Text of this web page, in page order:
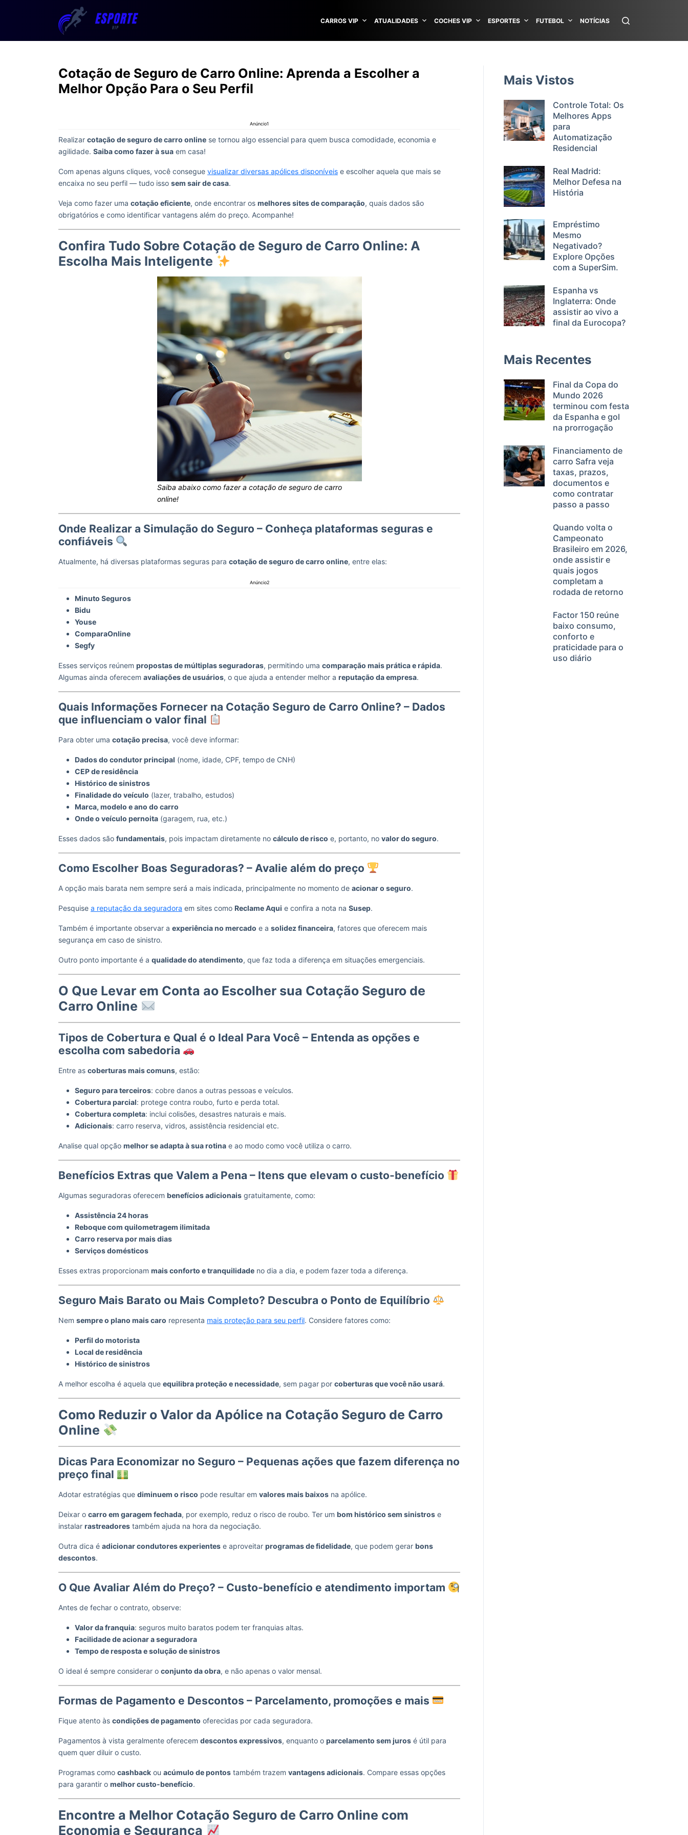
CARROS VIP ATUALIDADES COCHES VIP ESPORTES FUTEBOL NOTÍCIAS
Cotação de Seguro de Carro Online: Aprenda a Escolher a
Melhor Opção Para o Seu Perfil
Anúncio1
Realizar cotação de seguro de carro online se tornou algo essencial para quem busca comodidade, economia e
agilidade. Saiba como fazer à sua em casa!
Com apenas alguns cliques, você consegue visualizar diversas apólices disponíveis e escolher aquela que mais se
encaixa no seu perfil — tudo isso sem sair de casa.
Veja como fazer uma cotação eficiente, onde encontrar os melhores sites de comparação, quais dados são
obrigatórios e como identificar vantagens além do preço. Acompanhe!
Confira Tudo Sobre Cotação de Seguro de Carro Online: A
Escolha Mais Inteligente
Saiba abaixo como fazer a cotação de seguro de carro
online!
Onde Realizar a Simulação do Seguro – Conheça plataformas seguras e
confiáveis
Atualmente, há diversas plataformas seguras para cotação de seguro de carro online, entre elas:
Anúncio2
Minuto Seguros
Bidu
Youse
ComparaOnline
Segfy
Esses serviços reúnem propostas de múltiplas seguradoras, permitindo uma comparação mais prática e rápida.
Algumas ainda oferecem avaliações de usuários, o que ajuda a entender melhor a reputação da empresa.
Quais Informações Fornecer na Cotação Seguro de Carro Online? – Dados
que influenciam o valor final
Para obter uma cotação precisa, você deve informar:
Dados do condutor principal (nome, idade, CPF, tempo de CNH)
CEP de residência
Histórico de sinistros
Finalidade do veículo (lazer, trabalho, estudos)
Marca, modelo e ano do carro
Onde o veículo pernoita (garagem, rua, etc.)
Esses dados são fundamentais, pois impactam diretamente no cálculo de risco e, portanto, no valor do seguro.
Como Escolher Boas Seguradoras? – Avalie além do preço
A opção mais barata nem sempre será a mais indicada, principalmente no momento de acionar o seguro.
Pesquise a reputação da seguradora em sites como Reclame Aqui e confira a nota na Susep.
Também é importante observar a experiência no mercado e a solidez financeira, fatores que oferecem mais
segurança em caso de sinistro.
Outro ponto importante é a qualidade do atendimento, que faz toda a diferença em situações emergenciais.
O Que Levar em Conta ao Escolher sua Cotação Seguro de
Carro Online
Tipos de Cobertura e Qual é o Ideal Para Você – Entenda as opções e
escolha com sabedoria
Entre as coberturas mais comuns, estão:
Seguro para terceiros: cobre danos a outras pessoas e veículos.
Cobertura parcial: protege contra roubo, furto e perda total.
Cobertura completa: inclui colisões, desastres naturais e mais.
Adicionais: carro reserva, vidros, assistência residencial etc.
Analise qual opção melhor se adapta à sua rotina e ao modo como você utiliza o carro.
Benefícios Extras que Valem a Pena – Itens que elevam o custo-benefício
Algumas seguradoras oferecem benefícios adicionais gratuitamente, como:
Assistência 24 horas
Reboque com quilometragem ilimitada
Carro reserva por mais dias
Serviços domésticos
Esses extras proporcionam mais conforto e tranquilidade no dia a dia, e podem fazer toda a diferença.
Seguro Mais Barato ou Mais Completo? Descubra o Ponto de Equilíbrio
Nem sempre o plano mais caro representa mais proteção para seu perfil. Considere fatores como:
Perfil do motorista
Local de residência
Histórico de sinistros
A melhor escolha é aquela que equilibra proteção e necessidade, sem pagar por coberturas que você não usará.
Como Reduzir o Valor da Apólice na Cotação Seguro de Carro
Online
Dicas Para Economizar no Seguro – Pequenas ações que fazem diferença no
preço final
Adotar estratégias que diminuem o risco pode resultar em valores mais baixos na apólice.
Deixar o carro em garagem fechada, por exemplo, reduz o risco de roubo. Ter um bom histórico sem sinistros e
instalar rastreadores também ajuda na hora da negociação.
Outra dica é adicionar condutores experientes e aproveitar programas de fidelidade, que podem gerar bons
descontos.
O Que Avaliar Além do Preço? – Custo-benefício e atendimento importam
Antes de fechar o contrato, observe:
Valor da franquia: seguros muito baratos podem ter franquias altas.
Facilidade de acionar a seguradora
Tempo de resposta e solução de sinistros
O ideal é sempre considerar o conjunto da obra, e não apenas o valor mensal.
Formas de Pagamento e Descontos – Parcelamento, promoções e mais
Fique atento às condições de pagamento oferecidas por cada seguradora.
Pagamentos à vista geralmente oferecem descontos expressivos, enquanto o parcelamento sem juros é útil para
quem quer diluir o custo.
Programas como cashback ou acúmulo de pontos também trazem vantagens adicionais. Compare essas opções
para garantir o melhor custo-benefício.
Encontre a Melhor Cotação Seguro de Carro Online com
Economia e Segurança
Mais Vistos
Controle Total: Os
Melhores Apps
para
Automatização
Residencial
Real Madrid:
Melhor Defesa na
História
Empréstimo
Mesmo
Negativado?
Explore Opções
com a SuperSim.
Espanha vs
Inglaterra: Onde
assistir ao vivo a
final da Eurocopa?
Mais Recentes
Final da Copa do
Mundo 2026
terminou com festa
da Espanha e gol
na prorrogação
Financiamento de
carro Safra veja
taxas, prazos,
documentos e
como contratar
passo a passo
Quando volta o
Campeonato
Brasileiro em 2026,
onde assistir e
quais jogos
completam a
rodada de retorno
Factor 150 reúne
baixo consumo,
conforto e
praticidade para o
uso diário